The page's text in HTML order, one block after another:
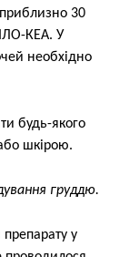
30
КЕА. У
необхідно
будь-якого
шкірою.
груддю.
у